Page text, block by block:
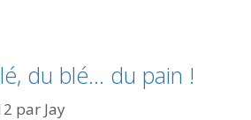
du blé… du pain !
par Jay